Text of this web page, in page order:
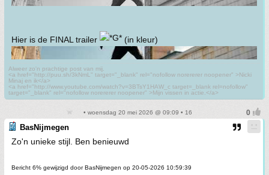
Hier is de FINAL trailer (in kleur)
Alweer zo'n prachtige post van mij.
<a href="http://puu.sh/3kNmL" target="_blank" rel="nofollow norererer noopener" >Nicki
Minaj en ik</a>
<a href="http://www.youtube.com/watch?v=3BTsY1HAW_c target=_blank rel=nofollow"
target="_blank" rel="nofollow norererer noopener" >Mijn vissen in actie.</a>
• woensdag 20 mei 2026 @ 09:09 • 16
BasNijmegen
Zo'n unieke stijl. Ben benieuwd
Bericht 6% gewijzigd door BasNijmegen op 20-05-2026 10:59:39